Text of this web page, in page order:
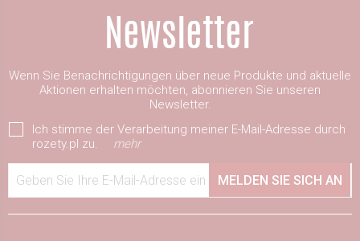
Wenn Sie Benachrichtigungen über neue Produkte und aktuelle
Aktionen erhalten möchten, abonnieren Sie unseren
Newsletter.
Ich stimme der Verarbeitung meiner E-Mail-Adresse durch
rozety.pl zu.
mehr
Geben Sie Ihre E-Mail-Adresse ein MELDEN SIE SICH AN